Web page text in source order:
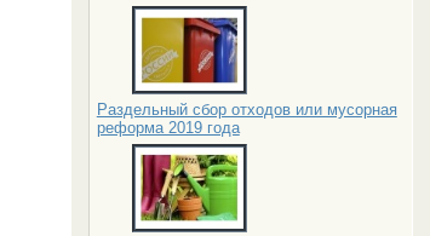
Раздельный сбор отходов или мусорная
реформа 2019 года